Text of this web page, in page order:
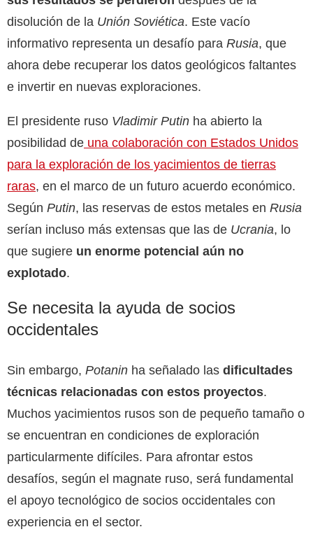
disolución de la Unión Soviética. Este vacío
informativo representa un desafío para Rusia, que
ahora debe recuperar los datos geológicos faltantes
e invertir en nuevas exploraciones.
El presidente ruso Vladimir Putin ha abierto la
posibilidad de una colaboración con Estados Unidos
para la exploración de los yacimientos de tierras
raras, en el marco de un futuro acuerdo económico.
Según Putin, las reservas de estos metales en Rusia
serían incluso más extensas que las de Ucrania, lo
que sugiere un enorme potencial aún no
explotado.
Se necesita la ayuda de socios
occidentales
Sin embargo, Potanin ha señalado las dificultades
técnicas relacionadas con estos proyectos.
Muchos yacimientos rusos son de pequeño tamaño o
se encuentran en condiciones de exploración
particularmente difíciles. Para afrontar estos
desafíos, según el magnate ruso, será fundamental
el apoyo tecnológico de socios occidentales con
experiencia en el sector.